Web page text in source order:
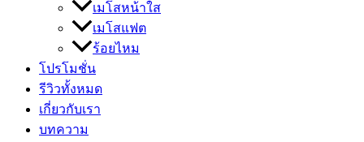
เมโสหน้าใส
เมโสแฟต
ร้อยไหม
โปรโมชั่น
รีวิวทั้งหมด
เกี่ยวกับเรา
บทความ